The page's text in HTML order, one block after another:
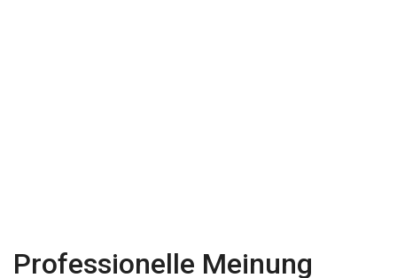
Professionelle Meinung